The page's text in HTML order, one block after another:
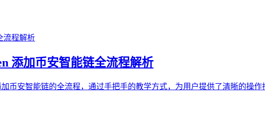
添加币安智能链全流程解析
币安智能链的全流程，通过手把手的教学方式，为用户提供了清晰的操